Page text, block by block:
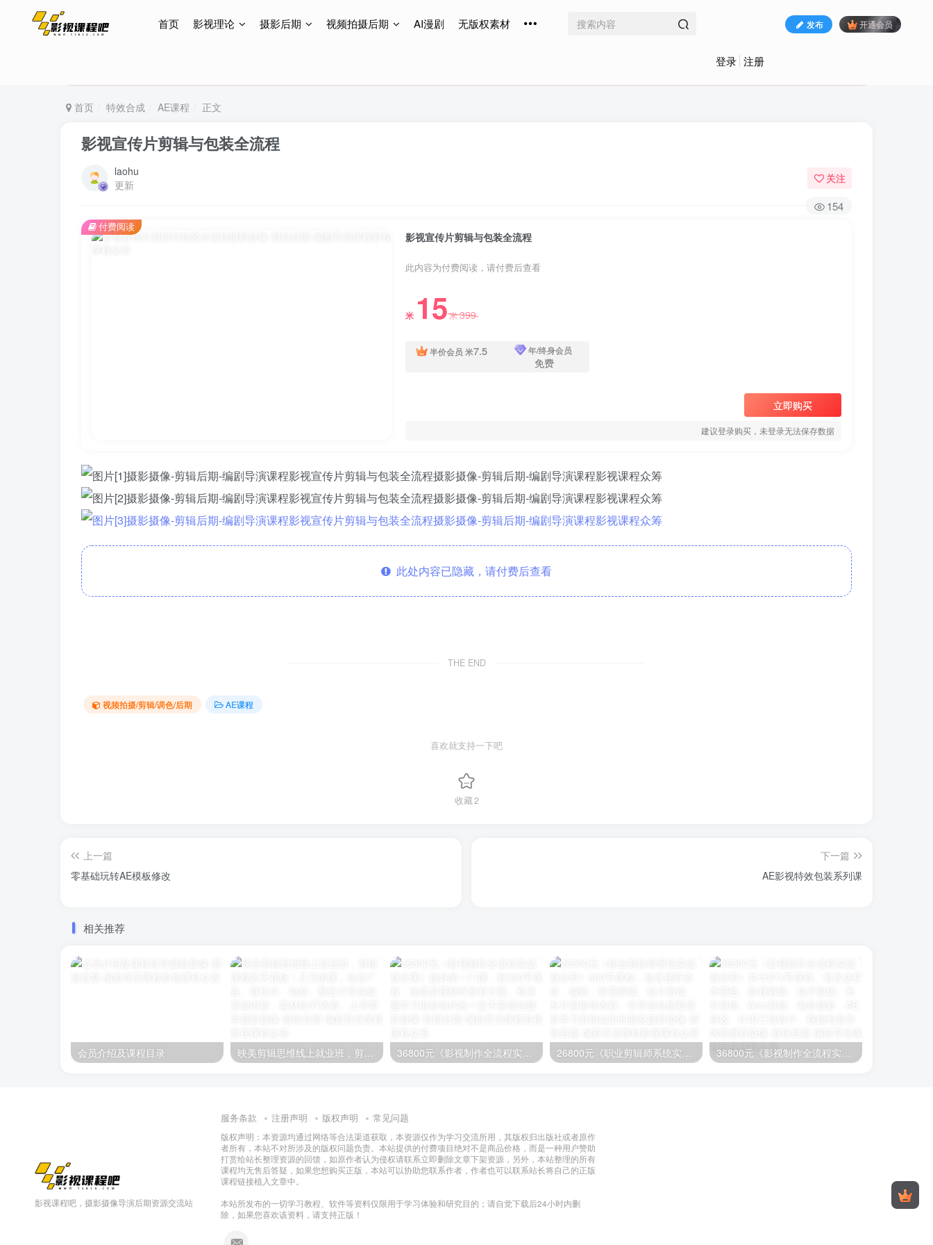
首页 影视理论 摄影后期 视频拍摄后期 AI漫剧 无版权素材 发布 开通会员
登录 注册
特惠终身会员299元，网站所有内容都可观看，终身免费更新
首页 特效合成 AE课程 正文
影视宣传片剪辑与包装全流程
laohu
更新
关注
154
影视宣传片剪辑与包装全流程
此内容为付费阅读，请付费后查看
米 15米399
半价会员 米7.5 年/终身会员
免费
立即购买
建议登录购买，未登录无法保存数据
付费阅读
此处内容已隐藏，请付费后查看
THE END
视频拍摄/剪辑/调色/后期 AE课程
喜欢就支持一下吧
收藏2
上一篇
零基础玩转AE模板修改
下一篇
AE影视特效包装系列课
相关推荐
会员介绍及课程目录 映美剪辑思维线上就业班，剪辑课程的天花板！几万的课，包含广告、宣传片、电影、预告片等实操剪辑内容，素材近3T内容。上手即学 36800元《影视制作全流程实战就业课》超好的一门课，近900节课程，涵盖影视制作所有方面。有兴趣学习电影制作的一定不要错过 26800元《职业剪辑师系统实战就业班》400节课程，包含视听语言、编剧、影视剪辑、短片剪辑、长片剪辑等内容。非常适合想要进阶学习剪辑知识的朋友 36800元《影视制作全流程实战就业班》共计874节课程。包含达芬奇调色、影视剪辑、短片剪辑、长片剪辑、Amc剪辑、电影摄影、AE特效、C4D三维设计、视频包装等内容
影视课程吧，摄影摄像导演后期资源交流站
服务条款 注册声明 版权声明 常见问题
版权声明：本资源均通过网络等合法渠道获取，本资源仅作为学习交流所用，其版权归出版社或者原作
者所有，本站不对所涉及的版权问题负责。本站提供的付费项目绝对不是商品价格，而是一种用户赞助
打赏给站长整理资源的回馈，如原作者认为侵权请联系立即删除文章下架资源，另外，本站整理的所有
课程均无售后答疑，如果您想购买正版，本站可以协助您联系作者，作者也可以联系站长将自己的正版
课程链接植入文章中。
本站所发布的一切学习教程、软件等资料仅限用于学习体验和研究目的；请自觉下载后24小时内删
除，如果您喜欢该资料，请支持正版！